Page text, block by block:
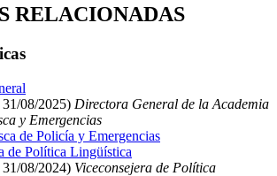
RELACIONADAS
08/2025) Directora General de la Academia
y Emergencias
de Policía y Emergencias
de Política Lingüística
08/2024) Viceconsejera de Política